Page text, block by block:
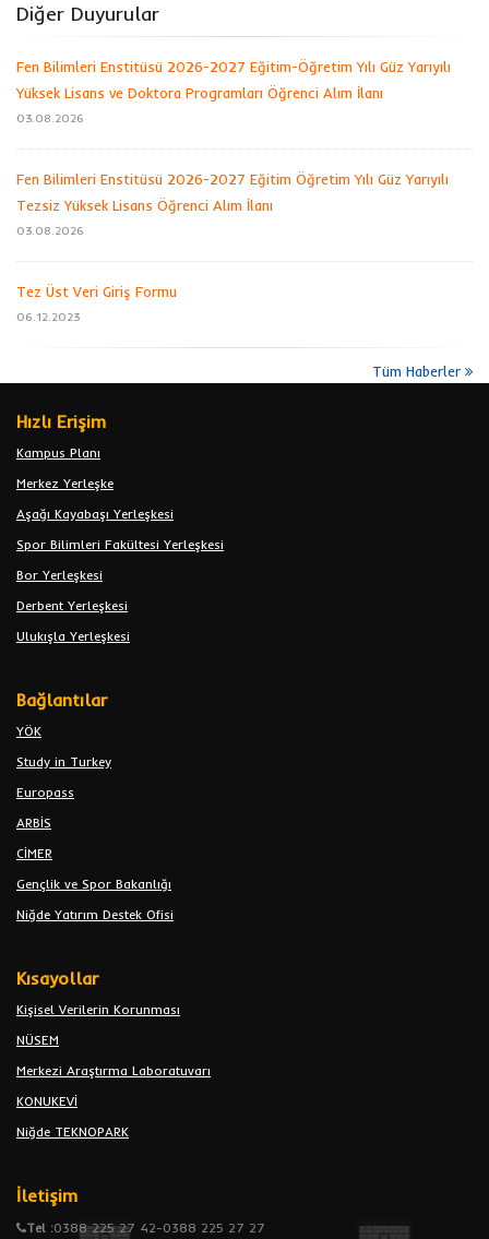
Diğer Duyurular
Fen Bilimleri Enstitüsü 2026-2027 Eğitim-Öğretim Yılı Güz Yarıyılı
Yüksek Lisans ve Doktora Programları Öğrenci Alım İlanı
03.08.2026
Fen Bilimleri Enstitüsü 2026-2027 Eğitim Öğretim Yılı Güz Yarıyılı
Tezsiz Yüksek Lisans Öğrenci Alım İlanı
03.08.2026
Tez Üst Veri Giriş Formu
06.12.2023
Tüm Haberler
Hızlı Erişim
Kampus Planı
Merkez Yerleşke
Aşağı Kayabaşı Yerleşkesi
Spor Bilimleri Fakültesi Yerleşkesi
Bor Yerleşkesi
Derbent Yerleşkesi
Ulukışla Yerleşkesi
Bağlantılar
YÖK
Study in Turkey
Europass
ARBİS
CİMER
Gençlik ve Spor Bakanlığı
Niğde Yatırım Destek Ofisi
Kısayollar
Kişisel Verilerin Korunması
NÜSEM
Merkezi Araştırma Laboratuvarı
KONUKEVİ
Niğde TEKNOPARK
İletişim
Tel :0388 225 27 42-0388 225 27 27